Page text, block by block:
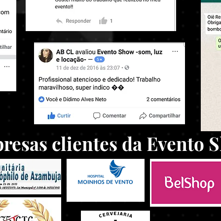
clientes da Evento